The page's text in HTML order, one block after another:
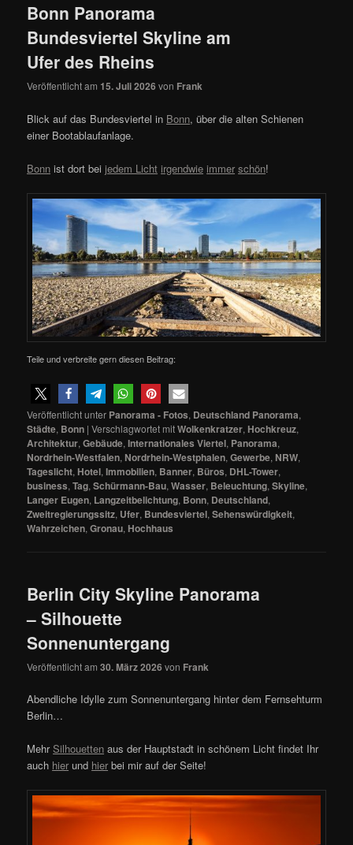
Bonn Panorama
Bundesviertel Skyline am
Ufer des Rheins
Veröffentlicht am 15. Juli 2026 von Frank
Blick auf das Bundesviertel in Bonn, über die alten Schienen
einer Bootablaufanlage.
Bonn ist dort beijedem Licht irgendwie immer schön!
Teile und verbreite gern diesen Beitrag:
Veröffentlicht unter Panorama - Fotos, Deutschland Panorama,
Städte, Bonn |Verschlagwortet mitWolkenkratzer, Hochkreuz,
Architektur,Gebäude,Internationales Viertel, Panorama,
Nordrhein-Westfalen, Nordrhein-Westphalen,Gewerbe, NRW,
Tageslicht, Hotel,Immobilien, Banner, Büros, DHL-Tower,
business,Tag,Schürmann-Bau,Wasser, Beleuchtung,Skyline,
Langer Eugen, Langzeitbelichtung, Bonn, Deutschland,
Zweitregierungssitz, Ufer, Bundesviertel,Sehenswürdigkeit,
Wahrzeichen,Gronau, Hochhaus
Berlin City Skyline Panorama
– Silhouette
Sonnenuntergang
Veröffentlicht am30. März 2026 von Frank
Abendliche Idylle zum Sonnenuntergang hinter dem Fernsehturm
Berlin…
MehrSilhouetten aus der Hauptstadt in schönem Licht findet Ihr
auch hier und hier bei mir auf der Seite!